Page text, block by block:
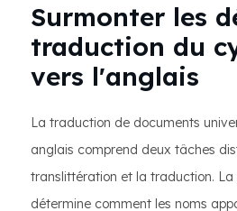
Surmonter les
traduction du
vers l'anglais
La traduction de documents
anglais comprend deux tâches
translittération et la traduction.
détermine comment les noms